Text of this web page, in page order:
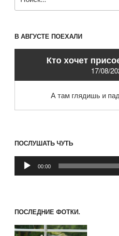
В АВГУСТЕ ПОЕХАЛИ
Кто хочет
17/08/
А там глядишь и
ПОСЛУШАТЬ ЧУТЬ
Аудиоплеер
00:00
ПОСЛЕДНИЕ ФОТКИ.